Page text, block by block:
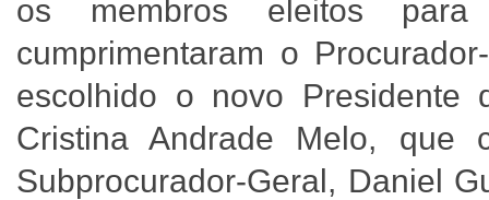
os membros eleitos
cumprimentaram o
escolhido o novo Presidente
Cristina Andrade Melo, que
Subprocurador-Geral, Daniel